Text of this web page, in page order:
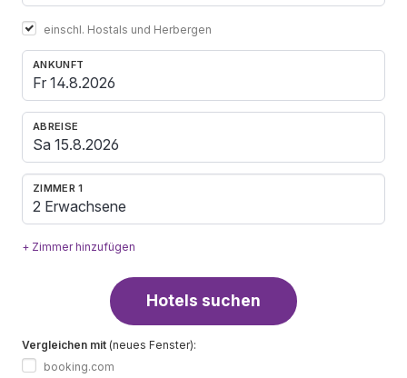
einschl. Hostals und Herbergen
ANKUNFT
ABREISE
ZIMMER 1
2 Erwachsene
+ Zimmer hinzufügen
Hotels suchen
Vergleichen mit (neues Fenster):
booking.com